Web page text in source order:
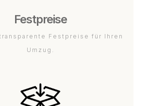
Festpreise
Festpreise für Ihren
Umzug.